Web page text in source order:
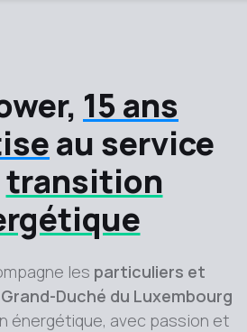
15 ans
au service
transition
les particuliers et
Grand-Duché du Luxembourg
énergétique, avec passion et